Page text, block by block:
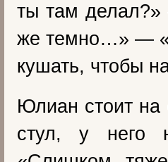
ты там
же темно…» —
кушать, чтобы
Юлиан стоит на
стул, у него